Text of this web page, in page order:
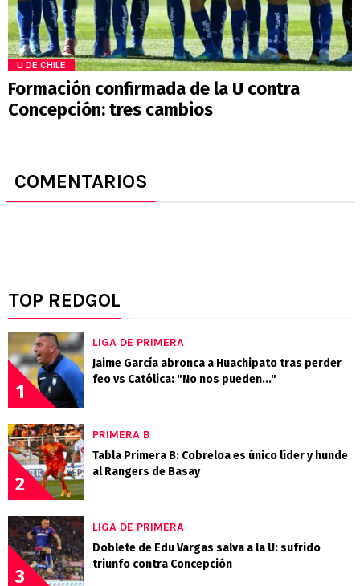
U DE CHILE
Formación confirmada de la U contra
Concepción: tres cambios
COMENTARIOS
TOP REDGOL
1
LIGA DE PRIMERA
Jaime García abronca a Huachipato tras perder
feo vs Católica: "No nos pueden..."
2
PRIMERA B
Tabla Primera B: Cobreloa es único líder y hunde
al Rangers de Basay
3
LIGA DE PRIMERA
Doblete de Edu Vargas salva a la U: sufrido
triunfo contra Concepción